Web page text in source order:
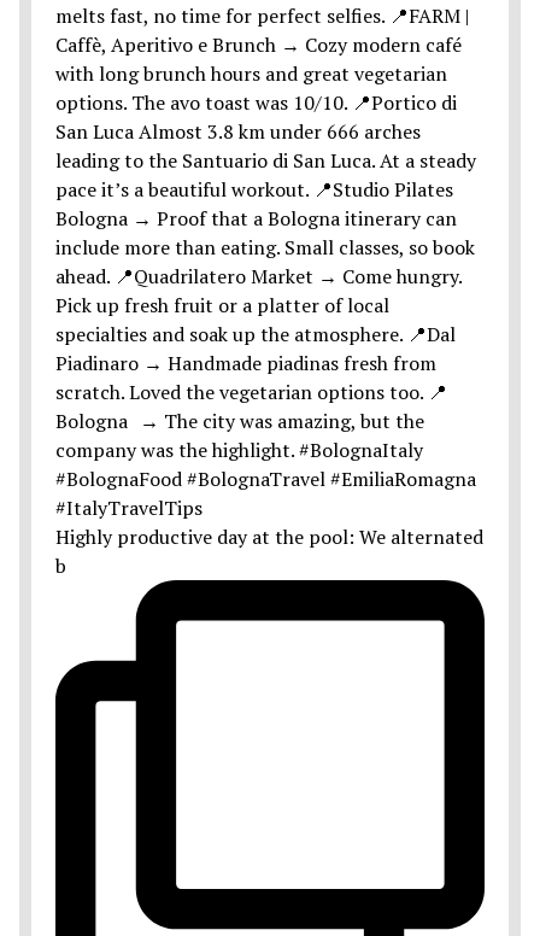
Highly productive day at the pool: We alternated
b